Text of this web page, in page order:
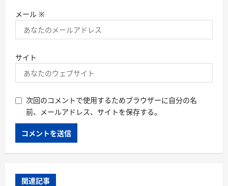
メール ※
サイト
次回のコメントで使用するためブラウザーに自分の名
前、メールアドレス、サイトを保存する。
関連記事